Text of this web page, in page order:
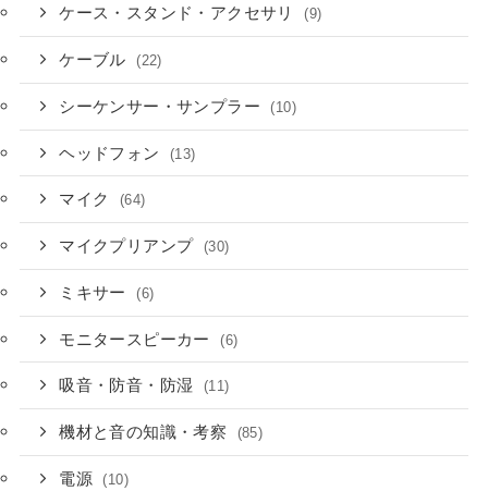
ケース・スタンド・アクセサリ (9)
ケーブル (22)
シーケンサー・サンプラー (10)
ヘッドフォン (13)
マイク (64)
マイクプリアンプ (30)
ミキサー (6)
モニタースピーカー (6)
吸音・防音・防湿 (11)
機材と音の知識・考察 (85)
電源 (10)